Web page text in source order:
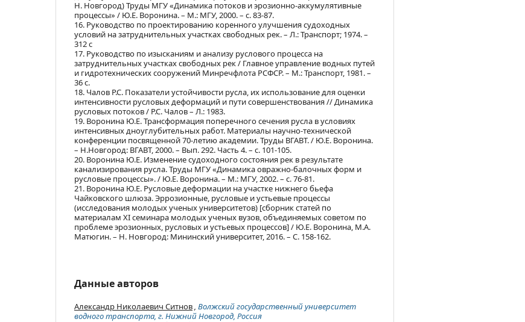
Н. Новгород) Труды МГУ «Динамика потоков и эрозионно-аккумулятивные
процессы» / Ю.Е. Воронина. – М.: МГУ, 2000. – с. 83-87.
16. Руководство по проектированию коренного улучшения судоходных
условий на затруднительных участках свободных рек. – Л.: Транспорт; 1974. –
312 с
17. Руководство по изысканиям и анализу руслового процесса на
затруднительных участках свободных рек / Главное управление водных путей
и гидротехнических сооружений Минречфлота РСФСР. – М.: Транспорт, 1981. –
36 с.
18. Чалов Р.С. Показатели устойчивости русла, их использование для оценки
интенсивности русловых деформаций и пути совершенствования // Динамика
русловых потоков / Р.С. Чалов – Л.: 1983.
19. Воронина Ю.Е. Трансформация поперечного сечения русла в условиях
интенсивных дноуглубительных работ. Материалы научно-технической
конференции посвященной 70-летию академии. Труды ВГАВТ. / Ю.Е. Воронина.
– Н.Новгород: ВГАВТ, 2000. – Вып. 292. Часть 4. – с. 101-105.
20. Воронина Ю.Е. Изменение судоходного состояния рек в результате
канализирования русла. Труды МГУ «Динамика овражно-балочных форм и
русловые процессы». / Ю.Е. Воронина. – М.: МГУ, 2002. – с. 76-81.
21. Воронина Ю.Е. Русловые деформации на участке нижнего бьефа
Чайковского шлюза. Эррозионные, русловые и устьевые процессы
(исследования молодых ученых университетов) [сборник статей по
материалам ХI семинара молодых ученых вузов, объединяемых советом по
проблеме эрозионных, русловых и устьевых процессов] / Ю.Е. Воронина, М.А.
Матюгин. – Н. Новгород: Мининский университет, 2016. – С. 158-162.
Данные авторов
Александр Николаевич Ситнов, Волжский государственный университет
водного транспорта, г. Нижний Новгород, Россия